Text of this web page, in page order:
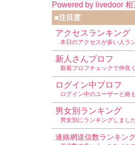
www
Powered by livedoor
■注目度
アクセスランキング
本日のアクセスが多い人ラ
新人さんプロフ
新着プロフチェックで仲良
ログイン中プロフ
ログイン中のユーザーと絡
男女別ランキング
男女別にランキングしまし
連絡網送信数ランキン